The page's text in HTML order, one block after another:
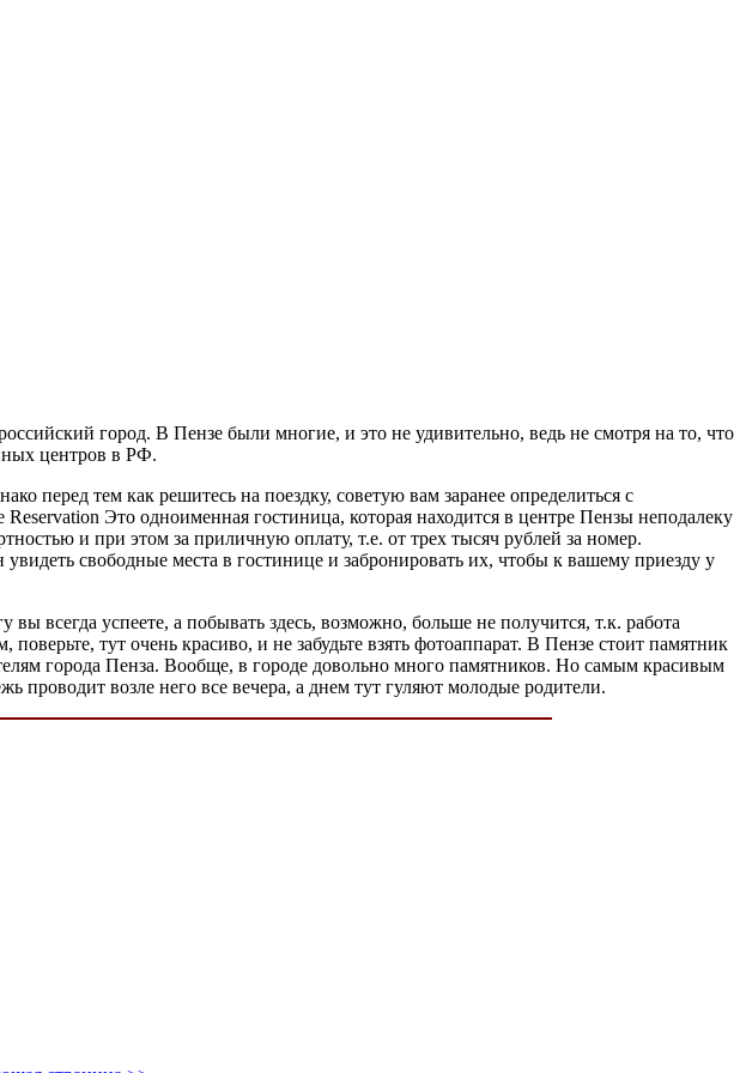
город. В Пензе были многие, и это не удивительно, ведь не смотря на то, что
центров в РФ.
перед тем как решитесь на поездку, советую вам заранее определиться с
Это одноименная гостиница, которая находится в центре Пензы неподалеку
и при этом за приличную оплату, т.е. от трех тысяч рублей за номер.
свободные места в гостинице и забронировать их, чтобы к вашему приезду у
всегда успеете, а побывать здесь, возможно, больше не получится, т.к. работа
тут очень красиво, и не забудьте взять фотоаппарат. В Пензе стоит памятник
города Пенза. Вообще, в городе довольно много памятников. Но самым красивым
проводит возле него все вечера, а днем тут гуляют молодые родители.